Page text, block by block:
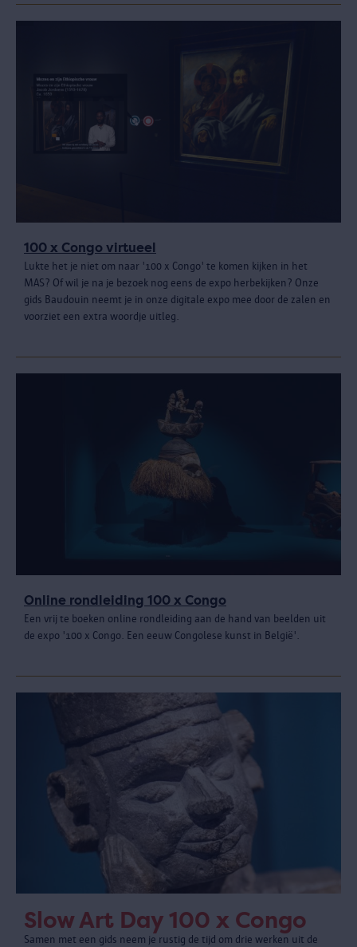
100 x Congo virtueel
Lukte het je niet om naar '100 x Congo' te komen kijken in het
MAS? Of wil je na je bezoek nog eens de expo herbekijken? Onze
gids Baudouin neemt je in onze digitale expo mee door de zalen en
voorziet een extra woordje uitleg.
Online rondleiding 100 x Congo
Een vrij te boeken online rondleiding aan de hand van beelden uit
de expo '100 x Congo. Een eeuw Congolese kunst in België'.
Slow Art Day 100 x Congo
Samen met een gids neem je rustig de tijd om drie werken uit de